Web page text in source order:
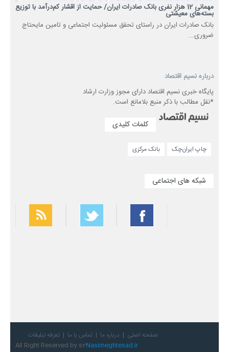
مهمانی 12 هزار نفری بانک صادرات ایران/ حمایت از اقشار کم‌درآمد با توزیع
بسته‌های معیشتی
​بانک صادرات ایران در راستای تحقق مسئولیت اجتماعی و تامین مایحتاج
ضروری...
درباره نسیم اقتصاد
پایگاه خبری نسیم اقتصاد دارای مجوز وزارت ارشاد
*نقل مطالب با ذکر منبع بلامانع است.
کلمات کلیدی
چاپ ایران‌چک بانک مرکزی
شبکه های اجتماعی
تعرفه تبلیغات تماس با ما درباره ما
صفحه اصلی
All Right Reserved by s2Nasimeghtesad.ir